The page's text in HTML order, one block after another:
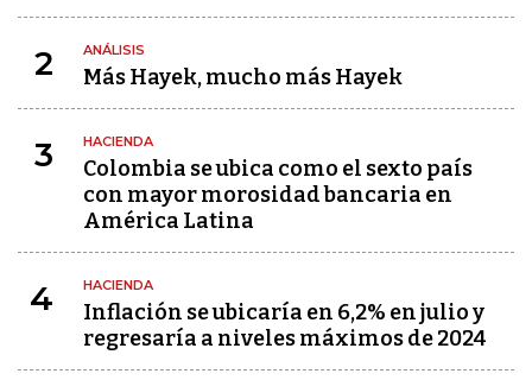
2 ANÁLISIS
Más Hayek, mucho más Hayek
3 HACIENDA
Colombia se ubica como el sexto país
con mayor morosidad bancaria en
América Latina
4 HACIENDA
Inflación se ubicaría en 6,2% en julio y
regresaría a niveles máximos de 2024